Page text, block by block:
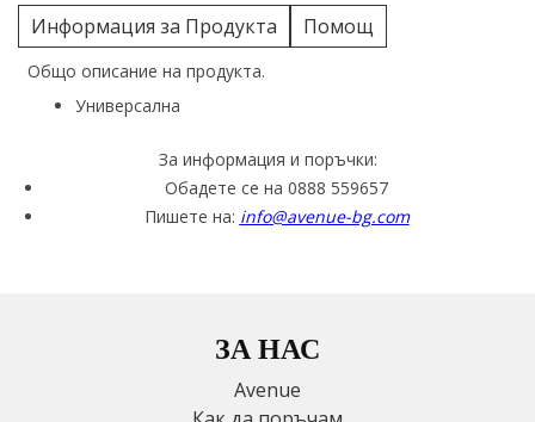
Информация за Продукта Помощ
Общо описание на продукта.
Универсална
За информация и поръчки:
Обадете се на 0888 559657
Пишете на: info@avenue-bg.com
ЗА НАС
Avenue